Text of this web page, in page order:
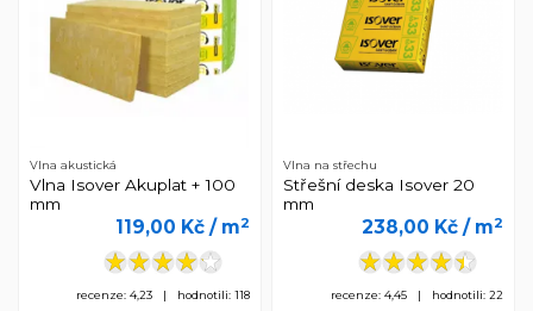
Vlna akustická
Vlna Isover Akuplat + 100
mm
119,00 Kč / m2
recenze: 4,23 | hodnotili: 118
Vlna na střechu
Střešní deska Isover 20
mm
238,00 Kč / m2
recenze: 4,45 | hodnotili: 22